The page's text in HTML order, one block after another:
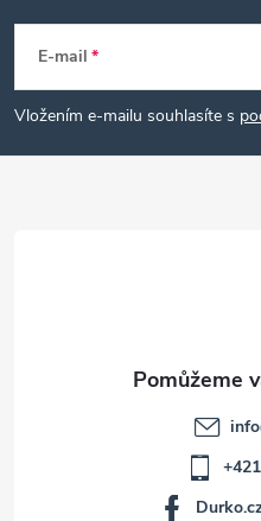
p
a
E-mail
Vložením e-mailu souhlasíte s
info